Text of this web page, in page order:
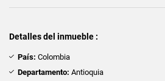
Detalles del inmueble :
País: Colombia
Departamento: Antioquia